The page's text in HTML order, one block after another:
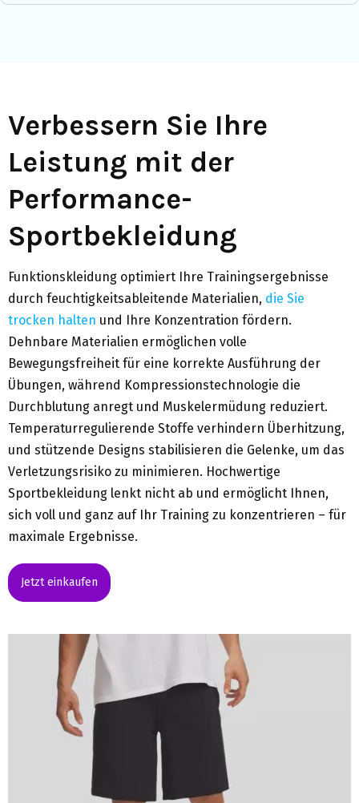
Verbessern Sie Ihre
Leistung mit der
Performance-
Sportbekleidung
Funktionskleidung optimiert Ihre Trainingsergebnisse
durch feuchtigkeitsableitende Materialien, die Sie
trocken halten und Ihre Konzentration fördern.
Dehnbare Materialien ermöglichen volle
Bewegungsfreiheit für eine korrekte Ausführung der
Übungen, während Kompressionstechnologie die
Durchblutung anregt und Muskelermüdung reduziert.
Temperaturregulierende Stoffe verhindern Überhitzung,
und stützende Designs stabilisieren die Gelenke, um das
Verletzungsrisiko zu minimieren. Hochwertige
Sportbekleidung lenkt nicht ab und ermöglicht Ihnen,
sich voll und ganz auf Ihr Training zu konzentrieren – für
maximale Ergebnisse.
Jetzt einkaufen